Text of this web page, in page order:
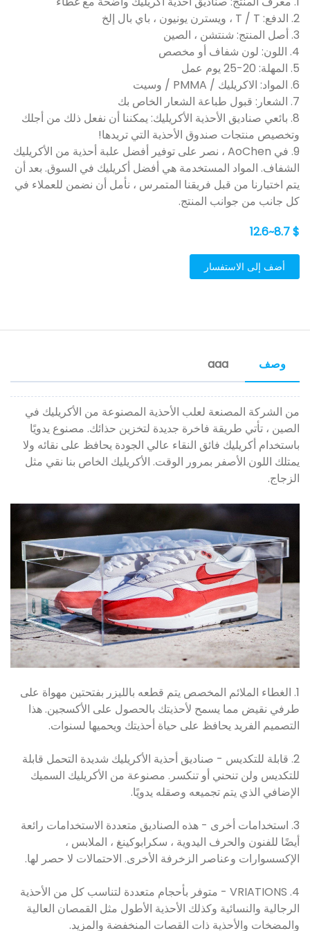
2. الدفع: T / T ، ويسترن يونيون ، باي بال إلخ
3. أصل المنتج: شنتشن ، الصين
4. اللون: لون شفاف أو مخصص
5. المهلة: 20-25 يوم عمل
6. المواد: الاكريليك / PMMA / وسيت
7. الشعار: قبول طباعة الشعار الخاص بك
8. بائعي صناديق الأحذية الأكريليك: يمكننا أن نفعل ذلك من أجلك
وتخصيص منتجات صندوق الأحذية التي تريدها!
9. في AoChen ، نصر على توفير أفضل علبة أحذية من الأكريليك
الشفاف. المواد المستخدمة هي أفضل أكريليك في السوق. بعد أن
يتم اختيارنا من قبل فريقنا المتمرس ، نأمل أن نضمن للعملاء في
كل جانب من جوانب المنتج.
$ 8.7~12.6
أضف إلى الاستفسار
وصف aaa
من الشركة المصنعة لعلب الأحذية المصنوعة من الأكريليك في
الصين ، تأتي طريقة فاخرة جديدة لتخزين حذائك. مصنوع يدويًا
باستخدام أكريليك فائق النقاء عالي الجودة يحافظ على نقائه ولا
يمتلك اللون الأصفر بمرور الوقت. الأكريليك الخاص بنا نقي مثل
الزجاج.
1. الغطاء الملائم المخصص يتم قطعه بالليزر بفتحتين مهواة على
طرفي نقيض مما يسمح لأحذيتك بالحصول على الأكسجين. هذا
التصميم الفريد يحافظ على حياة أحذيتك ويحميها لسنوات.
2. قابلة للتكديس - صناديق أحذية الأكريليك شديدة التحمل قابلة
للتكديس ولن تنحني أو تنكسر. مصنوعة من الأكريليك السميك
الإضافي الذي يتم تجميعه وصقله يدويًا.
3. استخدامات أخرى - هذه الصناديق متعددة الاستخدامات رائعة
أيضًا للفنون والحرف اليدوية ، سكرابوكينغ ، الملابس ،
الإكسسوارات وعناصر الزخرفة الأخرى. الاحتمالات لا حصر لها.
4. VRIATIONS - متوفر بأحجام متعددة لتناسب كل من الأحذية
الرجالية والنسائية وكذلك الأحذية الأطول مثل القمصان العالية
والمضخات والأحذية ذات القصات المنخفضة والمزيد.